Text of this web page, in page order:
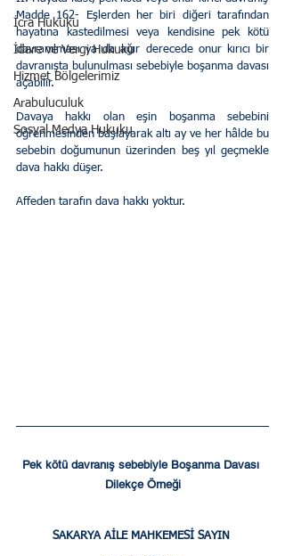
İcra Hukuku
İdare ve Vergi Hukuku
Hizmet Bölgelerimiz
Arabuluculuk
Sosyal Medya Hukuku
Madde 162- Eşlerden her biri diğeri tarafından
hayatına kastedilmesi veya kendisine pek kötü
davranılması ya da ağır derecede onur kırıcı bir
davranışta bulunulması sebebiyle boşanma davası
açabilir.
Davaya hakkı olan eşin boşanma sebebini
öğrenmesinden başlayarak altı ay ve her hâlde bu
sebebin doğumunun üzerinden beş yıl geçmekle
dava hakkı düşer.
Affeden tarafın dava hakkı yoktur.
Pek kötü davranış sebebiyle Boşanma Davası
Dilekçe Örneği
SAKARYA AİLE MAHKEMESİ SAYIN